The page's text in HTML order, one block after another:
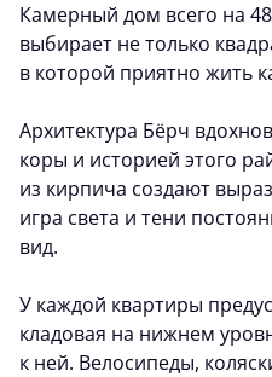
Камерный дом всего на
выбирает не только
в которой приятно жить
Архитектура Бёрч
коры и историей этого
из кирпича создают
игра света и тени
вид.
У каждой квартиры
кладовая на нижнем
к ней. Велосипеды,